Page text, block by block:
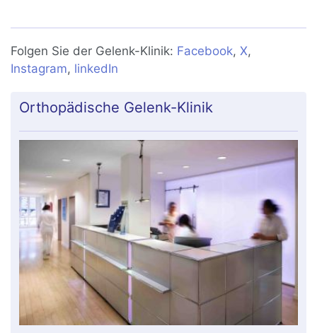
Folgen Sie der Gelenk-Klinik: Facebook,X,
Instagram, linkedIn
Orthopädische Gelenk-Klinik